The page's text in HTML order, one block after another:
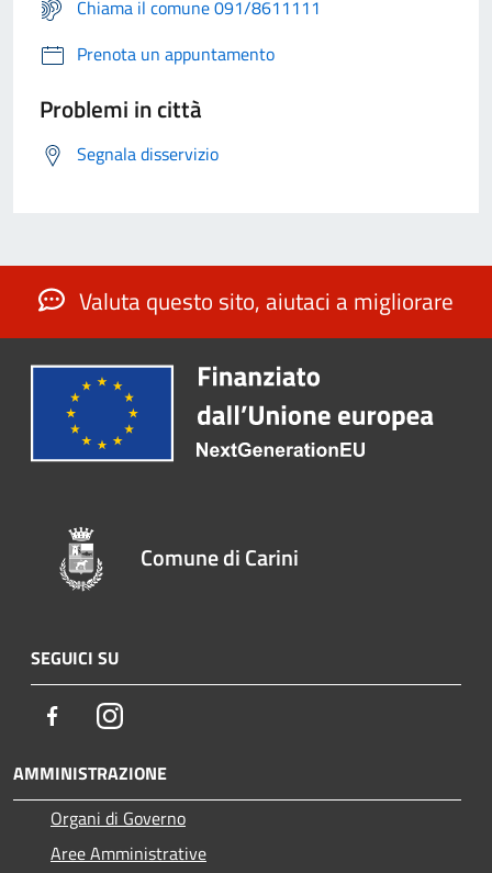
Chiama il comune 091/8611111
Prenota un appuntamento
Problemi in città
Segnala disservizio
Valuta questo sito, aiutaci a migliorare
Comune di Carini
SEGUICI SU
FacebookInstagram
AMMINISTRAZIONE
Organi di Governo
Aree Amministrative